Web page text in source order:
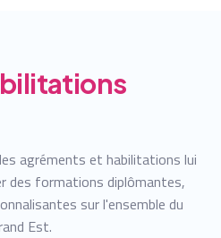
agréments et habilitations lui
des formations diplômantes,
sur l'ensemble du
Est.